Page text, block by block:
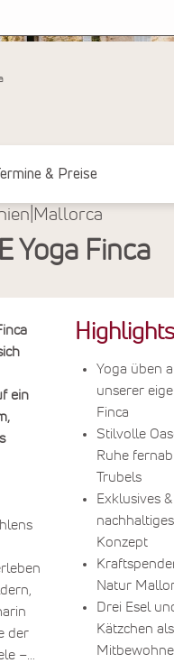
& Preise
Mallorca
Yoga Finca
Highlights
Yoga üben
unserer
Finca
Stilvolle
Ruhe
Trubels
Exklusives &
nachhaltiges
Konzept
Natur
Drei Esel
Kätzchen als
ein
der
–